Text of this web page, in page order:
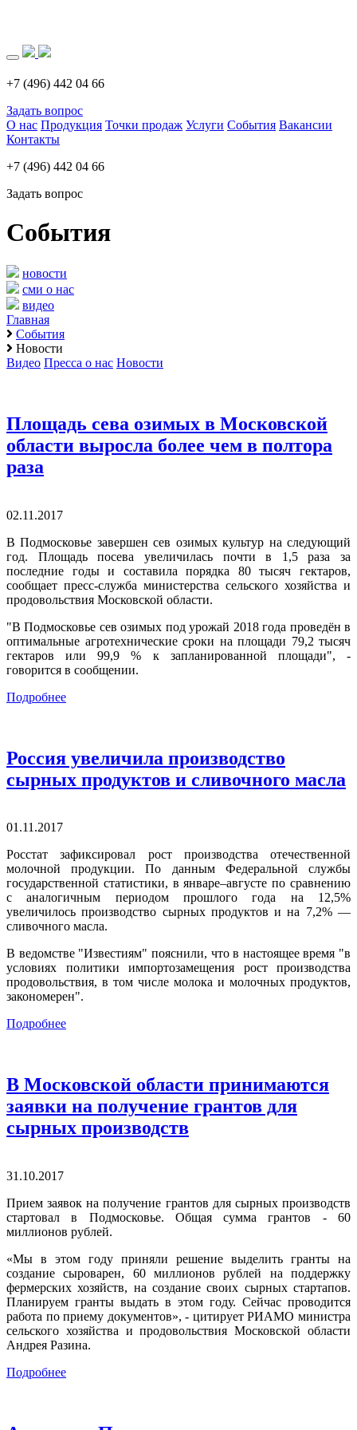
+7 (496) 442 04 66
Задать вопрос
О нас Продукция Точки продаж Услуги События Вакансии
Контакты
+7 (496) 442 04 66
Задать вопрос
События
новости
сми о нас
видео
Главная
События
Новости
Видео Пресса о нас Новости
Площадь сева озимых в Московской
области выросла более чем в полтора
раза
02.11.2017
В Подмосковье завершен сев озимых культур на следующий
год. Площадь посева увеличилась почти в 1,5 раза за
последние годы и составила порядка 80 тысяч гектаров,
сообщает пресс-служба министерства сельского хозяйства и
продовольствия Московской области.
"В Подмосковье сев озимых под урожай 2018 года проведён в
оптимальные агротехнические сроки на площади 79,2 тысяч
гектаров или 99,9 % к запланированной площади", -
говорится в сообщении.
Подробнее
Россия увеличила производство
сырных продуктов и сливочного масла
01.11.2017
Росстат зафиксировал рост производства отечественной
молочной продукции. По данным Федеральной службы
государственной статистики, в январе–августе по сравнению
с аналогичным периодом прошлого года на 12,5%
увеличилось производство сырных продуктов и на 7,2% —
сливочного масла.
В ведомстве "Известиям" пояснили, что в настоящее время "в
условиях политики импортозамещения рост производства
продовольствия, в том числе молока и молочных продуктов,
закономерен".
Подробнее
В Московской области принимаются
заявки на получение грантов для
сырных производств
31.10.2017
Прием заявок на получение грантов для сырных производств
стартовал в Подмосковье. Общая сумма грантов - 60
миллионов рублей.
«Мы в этом году приняли решение выделить гранты на
создание сыроварен, 60 миллионов рублей на поддержку
фермерских хозяйств, на создание своих сырных стартапов.
Планируем гранты выдать в этом году. Сейчас проводится
работа по приему документов», - цитирует РИАМО министра
сельского хозяйства и продовольствия Московской области
Андрея Разина.
Подробнее